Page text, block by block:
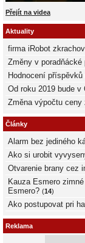
Přejít na videa
Aktuality
firma iRobot
Změny v poradňácké
Hodnocení příspěvků
Od roku 2019 bude
Změna výpočtu ceny
Články
Alarm bez jediného
Ako si urobit
Otvarenie brany cez
Kauza Esmero
Esmero? (14)
Ako postupovat pri
Reklama